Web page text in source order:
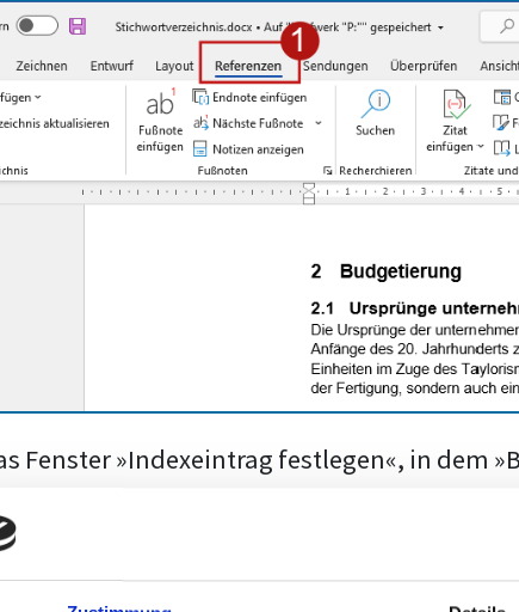
Fenster »Indexeintrag festlegen«, in dem
6 , um diesen Eintrag für das
allen Seiten aufgenommen, auf denen
Verknüpfung zum Indexverzeichnis